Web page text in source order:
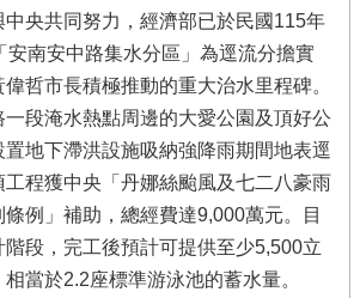
央共同努力，經濟部已於民國115年
安南安中路集水分區」為逕流分擔實
哲市長積極推動的重大治水里程碑。
段淹水熱點周邊的大愛公園及頂好公
置地下滯洪設施吸納強降雨期間地表逕
程獲中央「丹娜絲颱風及七二八豪雨
例」補助，總經費達9,000萬元。目
段，完工後預計可提供至少5,500立
當於2.2座標準游泳池的蓄水量。